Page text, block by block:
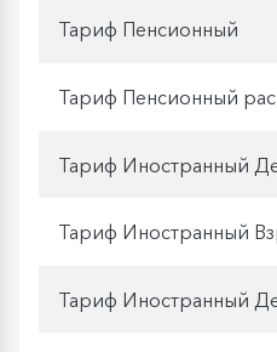
Тариф Пенсионный
Тариф Пенсионный
Тариф Иностранный
Тариф Иностранный
Тариф Иностранный